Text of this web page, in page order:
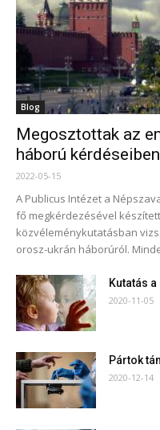
Blog
Megosztottak az
háború kérdéseiben
2022-05-15
A Publicus Intézet a
fő megkérdezésével
közvéleménykutatásban
orosz-ukrán háborúról.
Kutatás
2020-11-05
Pártok
2020-12-14